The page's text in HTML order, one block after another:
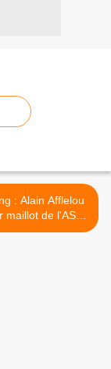
: Alain Afflelou
maillot de l'AS
Monaco 2014-2015 >